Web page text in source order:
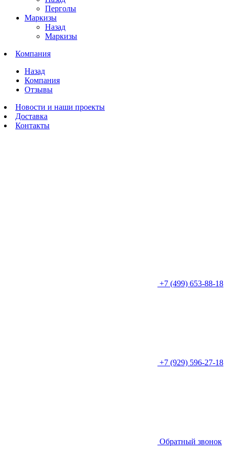
Перголы
Маркизы
Назад
Маркизы
Компания
Назад
Компания
Отзывы
Новости и наши проекты
Доставка
Контакты
+7 (499) 653-88-18
+7 (929) 596-27-18
Обратный звонок